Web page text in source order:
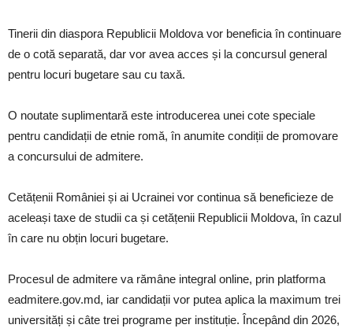
Tinerii din diaspora Republicii Moldova vor beneficia în continuare
de o cotă separată, dar vor avea acces și la concursul general
pentru locuri bugetare sau cu taxă.
O noutate suplimentară este introducerea unei cote speciale
pentru candidații de etnie romă, în anumite condiții de promovare
a concursului de admitere.
Cetățenii României și ai Ucrainei vor continua să beneficieze de
aceleași taxe de studii ca și cetățenii Republicii Moldova, în cazul
în care nu obțin locuri bugetare.
Procesul de admitere va rămâne integral online, prin platforma
eadmitere.gov.md, iar candidații vor putea aplica la maximum trei
universități și câte trei programe per instituție. Începând din 2026,